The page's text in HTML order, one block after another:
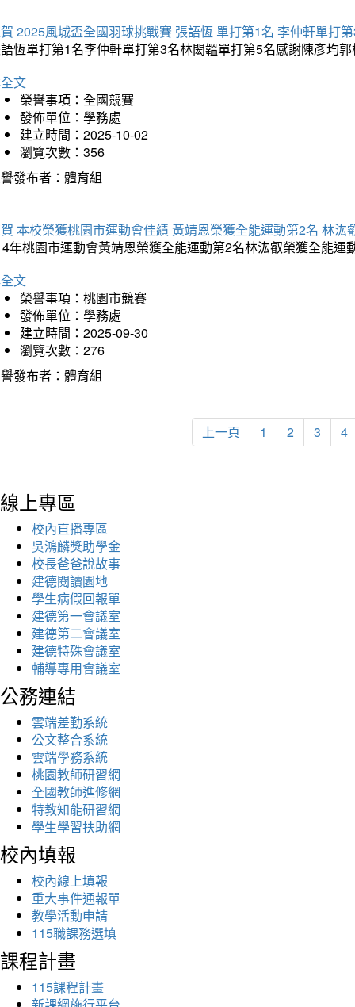
2025風城盃全國羽球挑戰賽 張語恆 單打第1名 李仲軒單打
恆單打第1名李仲軒單打第3名林閎韞單打第5名感謝陳彥均
文
榮譽事項：全國競賽
發佈單位：學務處
建立時間：2025-10-02
瀏覽次數：356
發布者：體育組
本校榮獲桃園市運動會佳績 黃靖恩榮獲全能運動第2名 林汯
年桃園市運動會黃靖恩榮獲全能運動第2名林汯叡榮獲全能運
文
榮譽事項：桃園市競賽
發佈單位：學務處
建立時間：2025-09-30
瀏覽次數：276
發布者：體育組
上一頁 1 2 3 4
線上專區
校內直播專區
吳鴻麟獎助學金
校長爸爸說故事
建德閱讀園地
學生病假回報單
建德第一會議室
建德第二會議室
建德特殊會議室
輔導專用會議室
公務連結
雲端差勤系統
公文整合系統
雲端學務系統
桃園教師研習網
全國教師進修網
特教知能研習網
學生學習扶助網
校內填報
校內線上填報
重大事件通報單
教學活動申請
115職課務選填
課程計畫
115課程計畫